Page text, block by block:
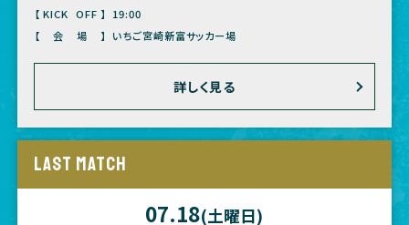
【KICK OFF】
19:00
【会場】
いちご宮崎新富サッカー場
詳しく見る
LAST MATCH
07.18(土曜日)